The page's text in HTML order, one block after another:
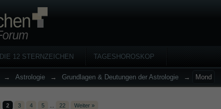
DIE 12 STERNZEICHEN TAGESHOROSKOP
→ Astrologie → Grundlagen & Deutungen der Astrologie → Mond
2 3 4 5 22 Weiter »